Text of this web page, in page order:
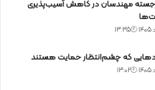
مهندسان در کاهش آسیب‌پذیری
که چشم‌انتظار حمایت هستند